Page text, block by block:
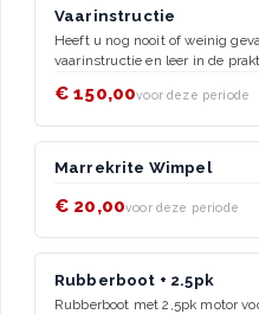
Vaarinstructie
Heeft u nog nooit of weinig
vaarinstructie en leer in de
€ 150,00voor deze periode
Marrekrite Wimpel
€ 20,00voor deze periode
Rubberboot + 2.5pk
Rubberboot met 2,5pk motor